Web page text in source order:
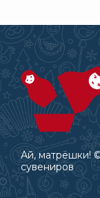
Ай, матрёшки!
сувениров